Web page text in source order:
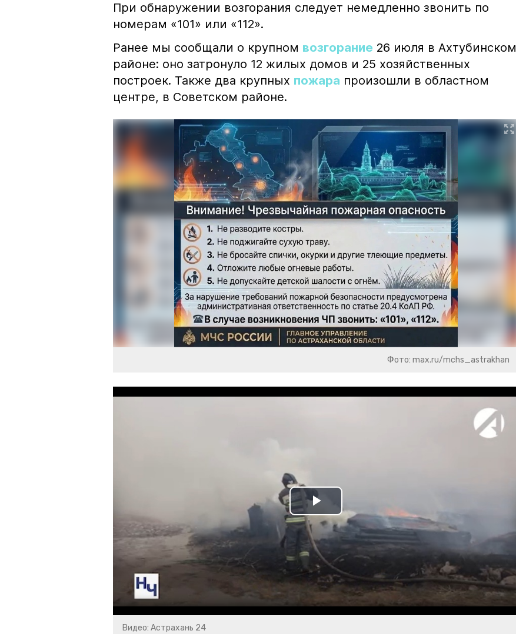
При обнаружении возгорания следует немедленно звонить по
номерам «101» или «112».
Ранее мы сообщали о крупном возгорание 26 июля в Ахтубинском
районе: оно затронуло 12 жилых домов и 25 хозяйственных
построек. Также два крупных пожара произошли в областном
центре, в Советском районе.
Фото: max.ru/mchs_astrakhan
Play
Video
Видео: Астрахань 24